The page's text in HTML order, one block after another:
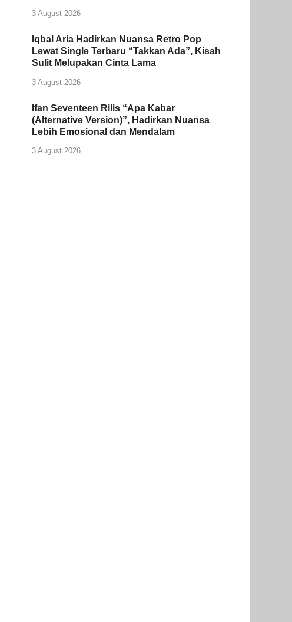
3 August 2026
Iqbal Aria Hadirkan Nuansa Retro Pop
Lewat Single Terbaru “Takkan Ada”, Kisah
Sulit Melupakan Cinta Lama
3 August 2026
Ifan Seventeen Rilis “Apa Kabar
(Alternative Version)”, Hadirkan Nuansa
Lebih Emosional dan Mendalam
3 August 2026